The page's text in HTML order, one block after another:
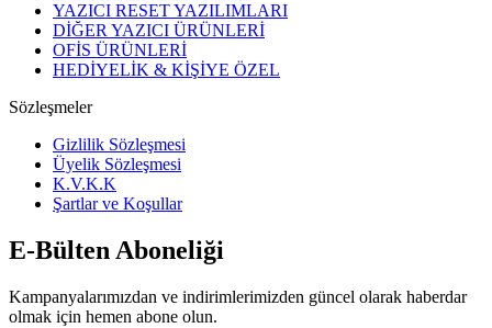
YAZICI RESET YAZILIMLARI
DİĞER YAZICI ÜRÜNLERİ
OFİS ÜRÜNLERİ
HEDİYELİK & KİŞİYE ÖZEL
Sözleşmeler
Gizlilik Sözleşmesi
Üyelik Sözleşmesi
K.V.K.K
Şartlar ve Koşullar
E-Bülten Aboneliği
Kampanyalarımızdan ve indirimlerimizden güncel olarak haberdar
olmak için hemen abone olun.